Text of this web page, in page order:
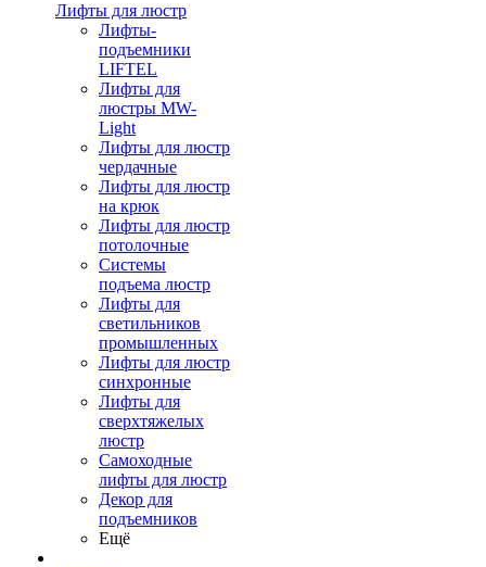
Лифты для люстр
Лифты-
подъемники
LIFTEL
Лифты для
люстры MW-
Light
Лифты для люстр
чердачные
Лифты для люстр
на крюк
Лифты для люстр
потолочные
Системы
подъема люстр
Лифты для
светильников
промышленных
Лифты для люстр
синхронные
Лифты для
сверхтяжелых
люстр
Самоходные
лифты для люстр
Декор для
подъемников
Ещё